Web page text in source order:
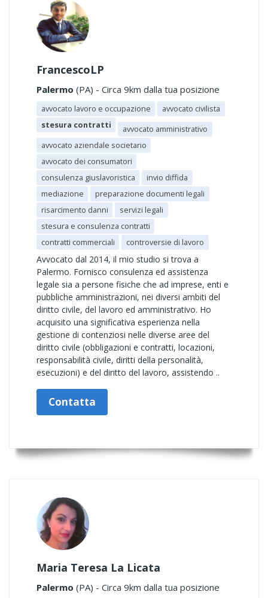
FrancescoLP
Palermo (PA) - Circa 9km dalla tua posizione
avvocato lavoro e occupazione
avvocato civilista
stesura contratti
avvocato amministrativo
avvocato aziendale societario
avvocato dei consumatori
consulenza giuslavoristica
invio diffida
mediazione
preparazione documenti legali
risarcimento danni
servizi legali
stesura e consulenza contratti
contratti commerciali
controversie di lavoro
Avvocato dal 2014, il mio studio si trova a
Palermo. Fornisco consulenza ed assistenza
legale sia a persone fisiche che ad imprese, enti e
pubbliche amministrazioni, nei diversi ambiti del
diritto civile, del lavoro ed amministrativo. Ho
acquisito una significativa esperienza nella
gestione di contenziosi nelle diverse aree del
diritto civile (obbligazioni e contratti, locazioni,
responsabilità civile, diritti della personalità,
esecuzioni) e del diritto del lavoro, assistendo ..
Contatta
Maria Teresa La Licata
Palermo (PA) - Circa 9km dalla tua posizione